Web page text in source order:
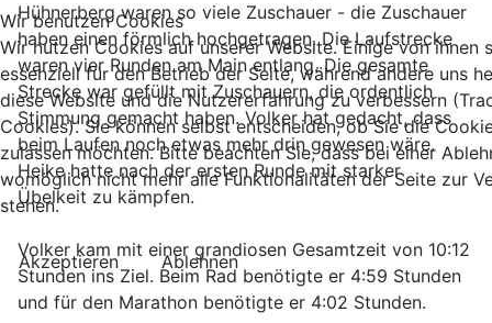
Hühnerberg waren so viele Zuschauer - die Zuschauer
haben einen förmlich hochgetragen. Die Laufstrecke
waren vier Runden am Main entlang. Die gesamte
Strecke war gefüllt mit Zuschauern, die ordentlich
Stimmung gemacht haben. Volker hat gedacht, dass
beim Laufen noch etwas mehr drin gewesen wäre.
Heike hatte nach der ersten Runde mit starker
Übelkeit zu kämpfen.
Volker kam mit einer grandiosen Gesamtzeit von 10:12
Stunden ins Ziel. Beim Rad benötigte er 4:59 Stunden
und für den Marathon benötigte er 4:02 Stunden.
Wir benutzen Cookies
Wir nutzen Cookies auf unserer Website. Einige von ihnen
essenziell für den Betrieb der Seite, während andere uns
diese Website und die Nutzererfahrung zu verbessern
Cookies). Sie können selbst entscheiden, ob Sie die
zulassen möchten. Bitte beachten Sie, dass bei einer
womöglich nicht mehr alle Funktionalitäten der Seite zur
stehen.
Akzeptieren Ablehnen